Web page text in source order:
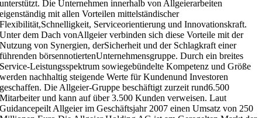
unterstützt. Die Unternehmen innerhalb von Allgeierarbeiten
eigenständig mit allen Vorteilen mittelständischer
Flexibilität,Schnelligkeit, Serviceorientierung und Innovationskraft.
Unter dem Dach vonAllgeier verbinden sich diese Vorteile mit der
Nutzung von Synergien, derSicherheit und der Schlagkraft einer
führenden börsennotiertenUnternehmensgruppe. Durch ein breites
Service-Leistungsspektrum sowiegebündelte Kompetenz und Größe
werden nachhaltig steigende Werte für Kundenund Investoren
geschaffen. Die Allgeier-Gruppe beschäftigt zurzeit rund6.500
Mitarbeiter und kann auf über 3.500 Kunden verweisen. Laut
Guidancepeilt Allgeier im Geschäftsjahr 2007 einen Umsatz von 250